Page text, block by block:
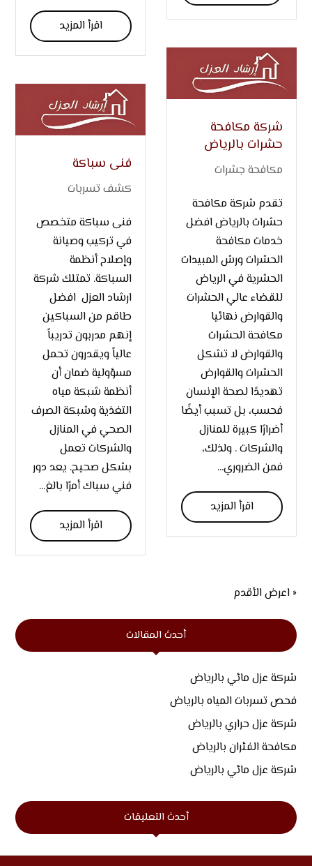
اقرأ المزيد
شركة مكافحة
حشرات بالرياض
مكافحة جشرات
تقدم شركة مكافحة
حشرات بالرياض افضل
خدمات مكافحة
الحشرات ورش المبيدات
الحشرية في الرياض
للقضاء عالي الحشرات
والقوارض نهائيا
مكافحة الحشرات
والقوارض لا تشكل
الحشرات والقوارض
تهديدًا لصحة الإنسان
فحسب، بل تسبب أيضًا
أضرارًا كبيرة للمنازل
والشركات . ولذلك،
فمن الضروري...
اقرأ المزيد
فنى سباكة
كشف تسربات
فنى سباكة متخصص
في تركيب وصيانة
وإصلاح أنظمة
السباكة. تمتلك شركة
ارشاد العزل افضل
طاقم من السباكين
إنهم مدربون تدريباً
عالياً ويقدرون تحمل
مسؤولية ضمان أن
أنظمة شبكة مياه
التغذية وشبكة الصرف
الصحي في المنازل
والشركات تعمل
بشكل صحيح. يعد دور
فني سباك أمرًا بالغ...
اقرأ المزيد
« اعرض الأقدم
أحدث المقالات
شركة عزل مائي بالرياض
فحص تسربات المياه بالرياض
شركة عزل حراري بالرياض
مكافحة الفئران بالرياض
شركة عزل مائي بالرياض
أحدث التعليقات